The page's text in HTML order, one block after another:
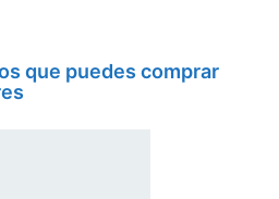
que puedes comprar